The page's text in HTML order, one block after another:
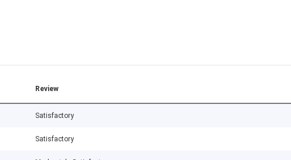
Review
Satisfactory
Satisfactory